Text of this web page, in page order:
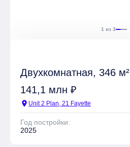
1 из 3
Двухкомнатная, 346 м²
141,1 млн ₽
location_on Unit 2 Plan, 21 Fayette
Год постройки:
2025